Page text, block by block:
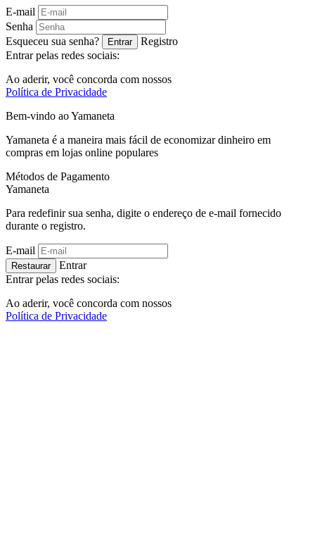
E-mail
Senha
Esqueceu sua senha?
Entrar
Registro
Entrar pelas redes sociais:
Ao aderir, você concorda com nossos
Política de Privacidade
Bem-vindo aoYamaneta
Yamaneta é a maneira mais fácil de economizar dinheiro em
compras em lojas online populares
Métodos de Pagamento
Yamaneta
Para redefinir sua senha, digite o endereço de e-mail fornecido
durante o registro.
E-mail
Restaurar
Entrar
Entrar pelas redes sociais:
Ao aderir, você concorda com nossos
Política de Privacidade